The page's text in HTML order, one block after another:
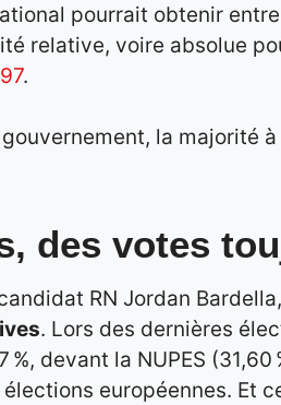
pourrait obtenir
relative, voire absolue
.
la majorité
des votes
RN Jordan Bardella,
. Lors des dernières
devant la NUPES (31,60
européennes. Et